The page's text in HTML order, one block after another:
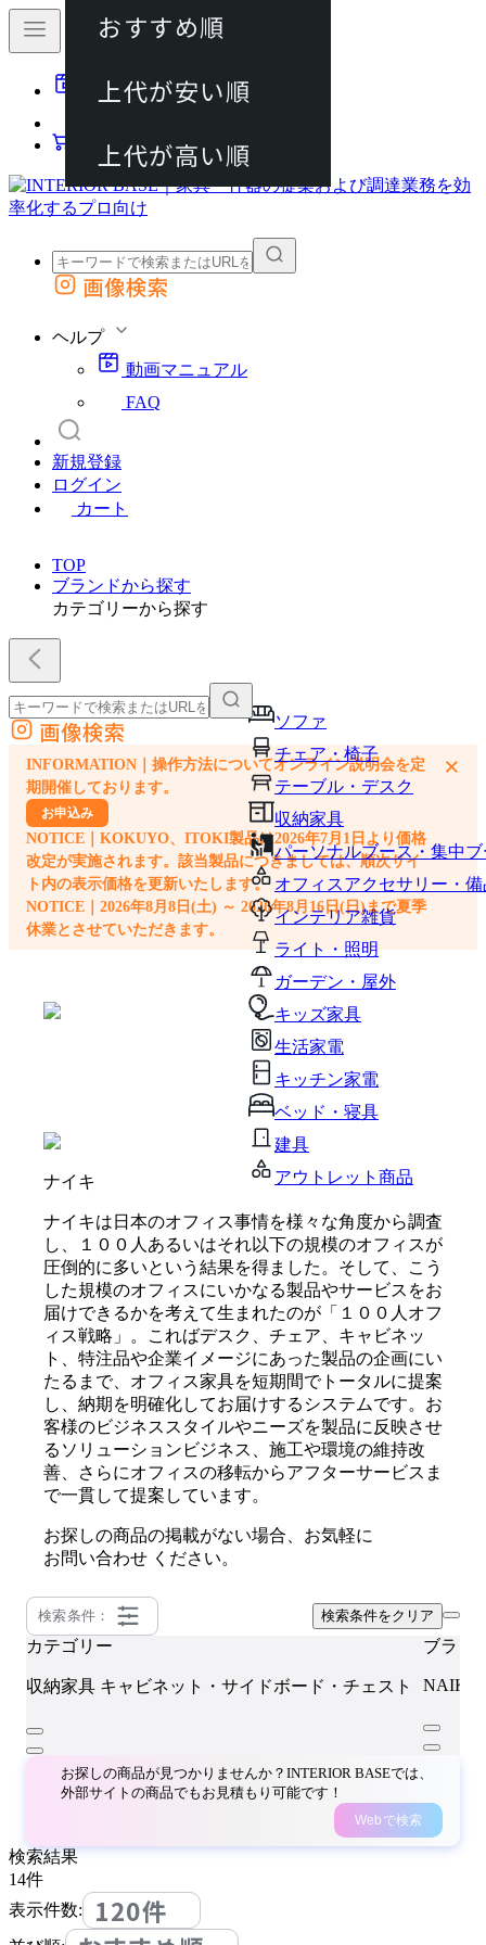
動画マニュアル
カート
外部サイトの商品をカートに追加
画像検索
ヘルプ
動画マニュアル
FAQ
新規登録
ログイン
カート
TOP
ブランドから探す
カテゴリーから探す
ソファ
チェア・椅子
テーブル・デスク
収納家具
パーソナルブース・集中
オフィスアクセサリー・備
インテリア雑貨
ライト・照明
ガーデン・屋外
キッズ家具
生活家電
キッチン家電
ベッド・寝具
建具
アウトレット商品
外部サイトの商品をカートに追加
他のサイトで見つけた商品ページのURLを貼り付けて、カートに追加できます
画像検索
INFORMATION｜操作方法についてオンライン説明会を定
期開催しております。
お申込み
NOTICE｜KOKUYO、ITOKI製品は2026年7月1日より価格
改定が実施されます。該当製品につきましては、順次サイ
ト内の表示価格を更新いたします。
NOTICE｜2026年8月8日(土) ～ 2026年8月16日(日)まで夏季
休業とさせていただきます。
×
ナイキ
ナイキは日本のオフィス事情を様々な角度から調査
し、１００人あるいはそれ以下の規模のオフィスが
圧倒的に多いという結果を得ました。そして、こう
した規模のオフィスにいかなる製品やサービスをお
届けできるかを考えて生まれたのが「１００人オフ
ィス戦略」。こればデスク、チェア、キャビネッ
ト、特注品や企業イメージにあった製品の企画にい
たるまで、オフィス家具を短期間でトータルに提案
し、納期を明確化してお届けするシステムです。お
客様のビジネススタイルやニーズを製品に反映させ
るソリューションビジネス、施工や環境の維持改
善、さらにオフィスの移転からアフターサービスま
で一貫して提案しています。
お探しの商品の掲載がない場合、お気軽に
お問い合わせ ください。
検索条件： 検索条件をクリア
カテゴリー
収納家具 キャビネット・サイドボード・チェスト
ブラン
NAIKI
お探しの商品が見つかりませんか？INTERIOR BASEでは、
外部サイトの商品でもお見積もり可能です！
Webで検索
検索結果
14件
表示件数:
120件
おすすめ順
上代が安い順
上代が高い順